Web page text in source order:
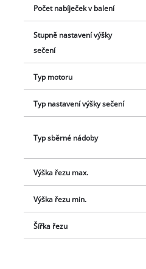
Počet nabíječek v balení
Stupně nastavení výšky
sečení
Typ motoru
Typ nastavení výšky sečení
Typ sběrné nádoby
Výška řezu max.
Výška řezu min.
Šířka řezu